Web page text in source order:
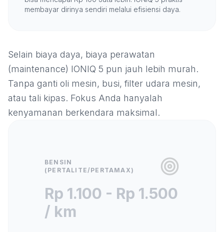
membayar dirinya sendiri melalui efisiensi daya.
Selain biaya daya, biaya perawatan
(maintenance) IONIQ 5 pun jauh lebih murah.
Tanpa ganti oli mesin, busi, filter udara mesin,
atau tali kipas. Fokus Anda hanyalah
kenyamanan berkendara maksimal.
BENSIN
(PERTALITE/PERTAMAX)
Rp 1.100 - Rp 1.500
/ km